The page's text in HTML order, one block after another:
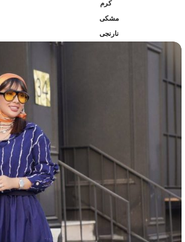
کرم
مشکی
نارنجی